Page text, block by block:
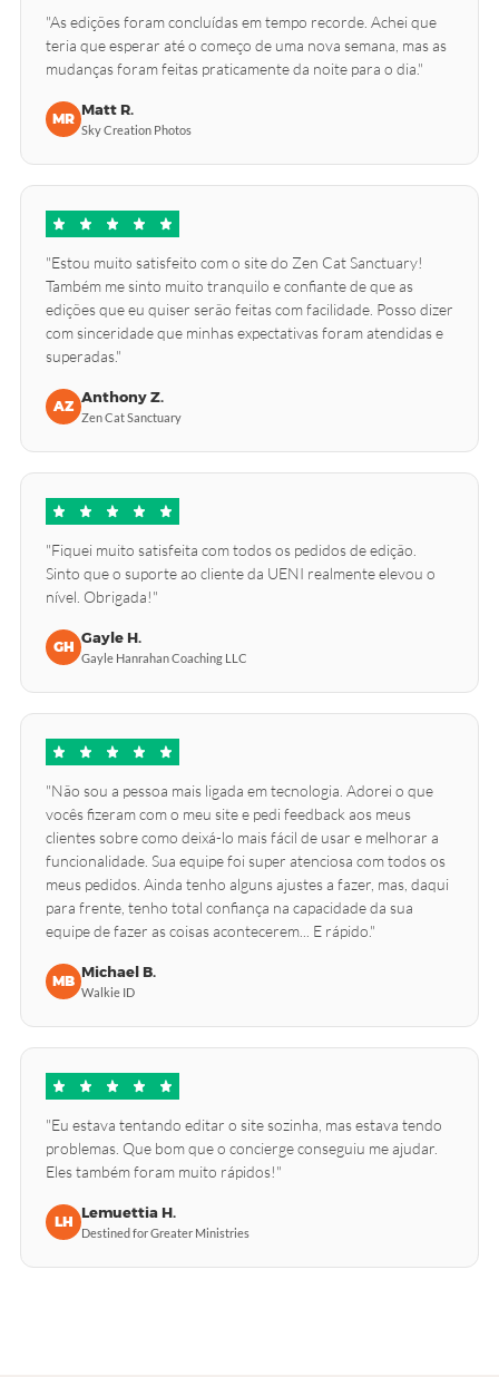
"As edições foram concluídas em tempo recorde. Achei que
teria que esperar até o começo de uma nova semana, mas as
mudanças foram feitas praticamente da noite para o dia."
MR Matt R.
Sky Creation Photos
"Estou muito satisfeito com o site do Zen Cat Sanctuary!
Também me sinto muito tranquilo e confiante de que as
edições que eu quiser serão feitas com facilidade. Posso dizer
com sinceridade que minhas expectativas foram atendidas e
superadas."
AZ Anthony Z.
Zen Cat Sanctuary
"Fiquei muito satisfeita com todos os pedidos de edição.
Sinto que o suporte ao cliente da UENI realmente elevou o
nível. Obrigada!"
GH Gayle H.
Gayle Hanrahan Coaching LLC
"Não sou a pessoa mais ligada em tecnologia. Adorei o que
vocês fizeram com o meu site e pedi feedback aos meus
clientes sobre como deixá-lo mais fácil de usar e melhorar a
funcionalidade. Sua equipe foi super atenciosa com todos os
meus pedidos. Ainda tenho alguns ajustes a fazer, mas, daqui
para frente, tenho total confiança na capacidade da sua
equipe de fazer as coisas acontecerem... E rápido."
MB Michael B.
Walkie ID
"Eu estava tentando editar o site sozinha, mas estava tendo
problemas. Que bom que o concierge conseguiu me ajudar.
Eles também foram muito rápidos!"
LH Lemuettia H.
Destined for Greater Ministries